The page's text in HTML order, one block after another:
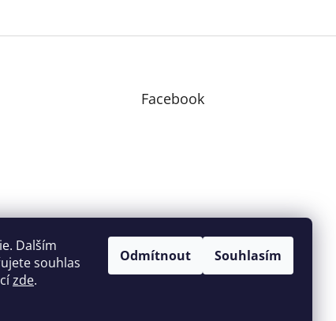
Dalším
souhlas
zde.
Odmítnout Souhlasím
Facebook